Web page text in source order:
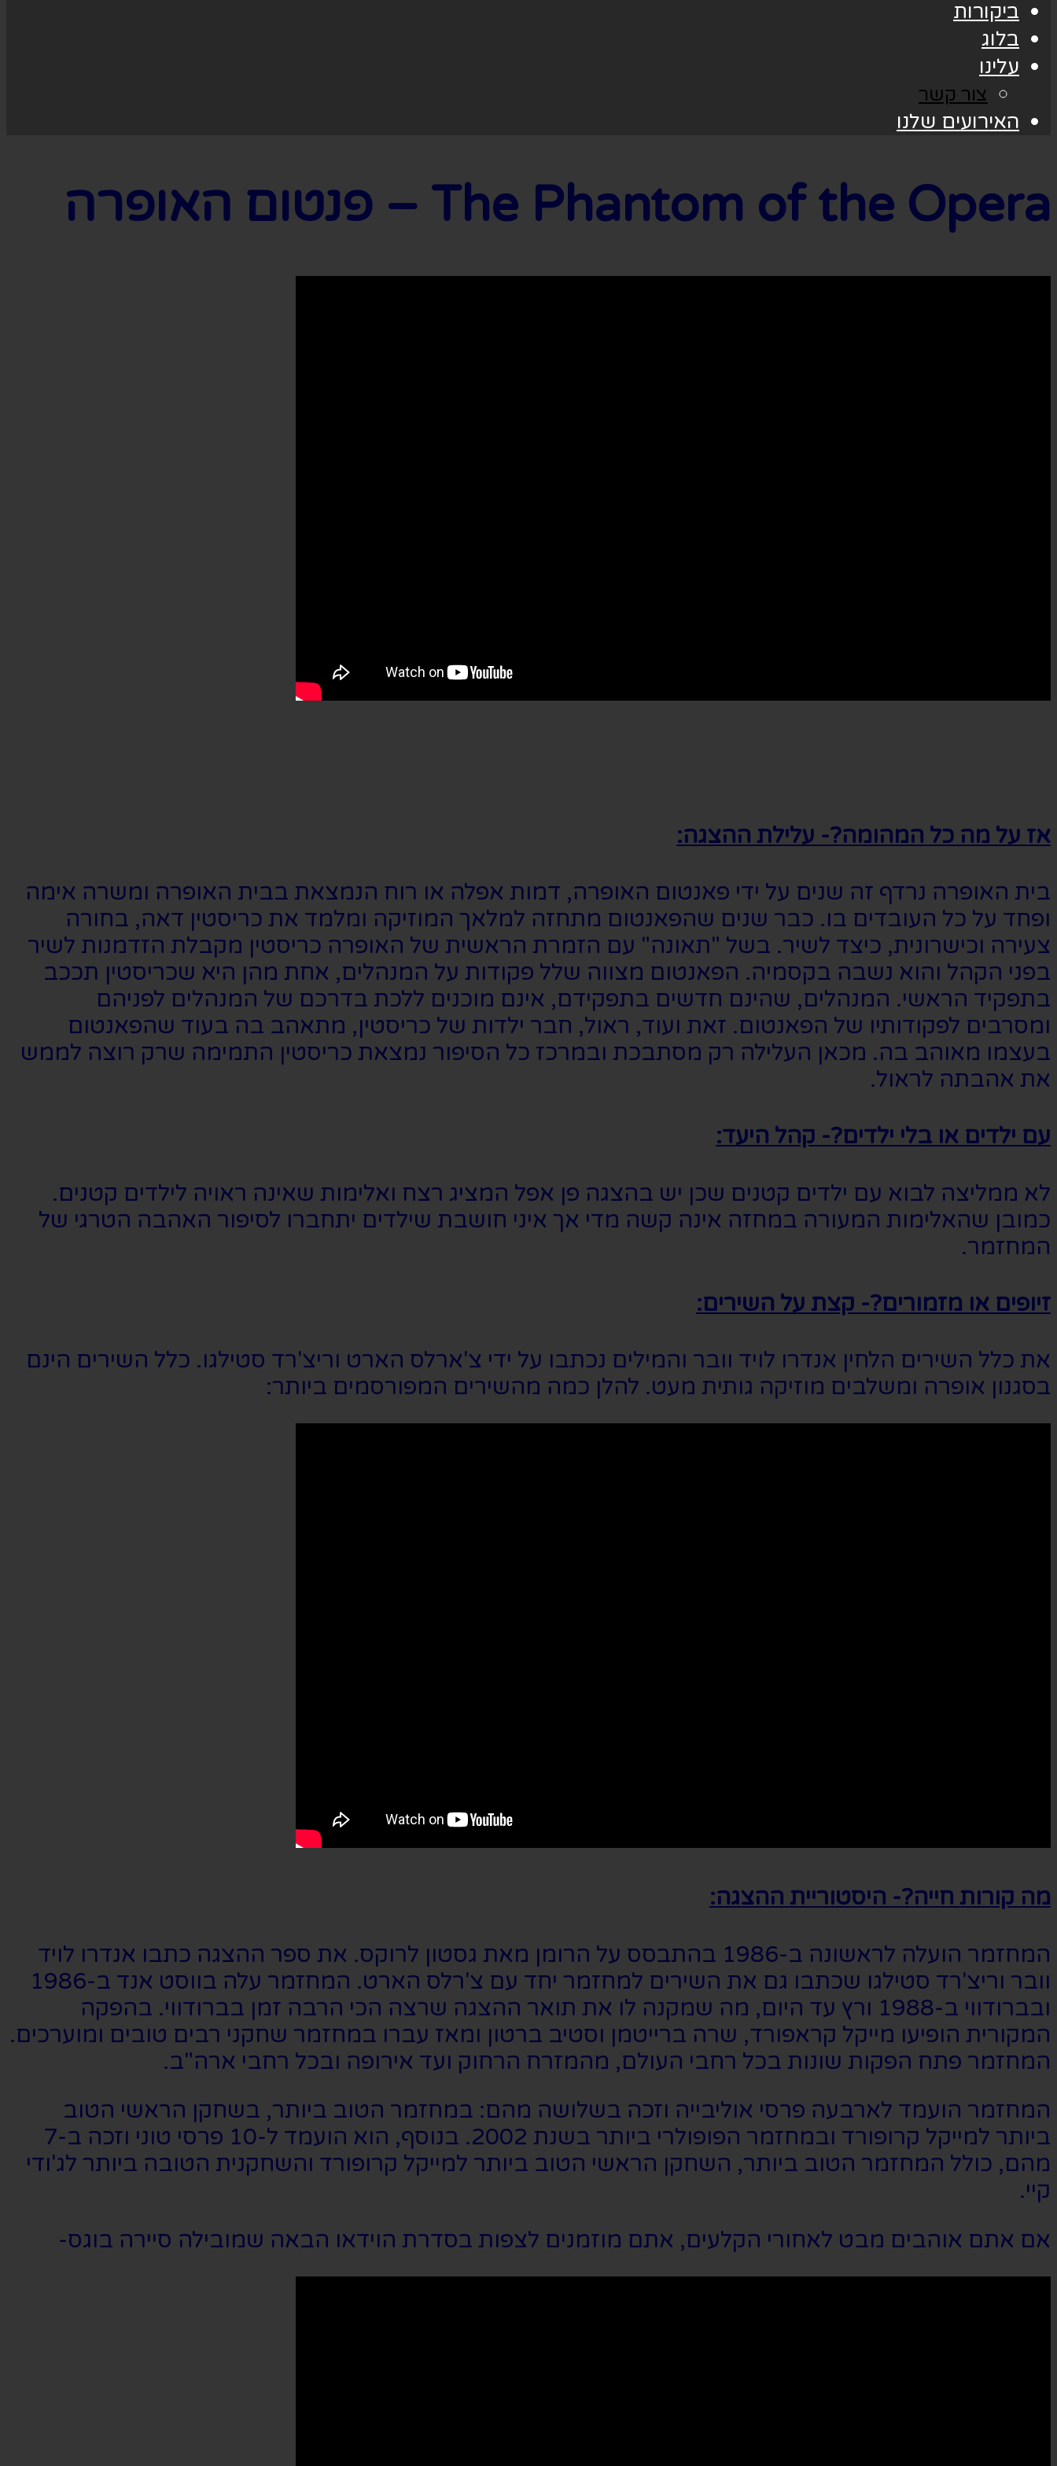
ביקורות
בלוג
עלינו
צור קשר
האירועים שלנו
The Phantom of the Opera – פנטום האופרה
אז על מה כל המהומה?- עלילת ההצגה:
בית האופרה נרדף זה שנים על ידי פאנטום האופרה, דמות אפלה או רוח הנמצאת בבית האופרה ומשרה אימה
ופחד על כל העובדים בו. כבר שנים שהפאנטום מתחזה למלאך המוזיקה ומלמד את כריסטין דאה, בחורה
צעירה וכישרונית, כיצד לשיר. בשל "תאונה" עם הזמרת הראשית של האופרה כריסטין מקבלת הזדמנות לשיר
בפני הקהל והוא נשבה בקסמיה. הפאנטום מצווה שלל פקודות על המנהלים, אחת מהן היא שכריסטין תככב
בתפקיד הראשי. המנהלים, שהינם חדשים בתפקידם, אינם מוכנים ללכת בדרכם של המנהלים לפניהם
ומסרבים לפקודותיו של הפאנטום. זאת ועוד, ראול, חבר ילדות של כריסטין, מתאהב בה בעוד שהפאנטום
בעצמו מאוהב בה. מכאן העלילה רק מסתבכת ובמרכז כל הסיפור נמצאת כריסטין התמימה שרק רוצה לממש
את אהבתה לראול.
עם ילדים או בלי ילדים?- קהל היעד:
לא ממליצה לבוא עם ילדים קטנים שכן יש בהצגה פן אפל המציג רצח ואלימות שאינה ראויה לילדים קטנים.
כמובן שהאלימות המעורה במחזה אינה קשה מדי אך איני חושבת שילדים יתחברו לסיפור האהבה הטרגי של
המחזמר.
זיופים או מזמורים?- קצת על השירים:
את כלל השירים הלחין אנדרו לויד וובר והמילים נכתבו על ידי צ'ארלס הארט וריצ'רד סטילגו. כלל השירים הינם
בסגנון אופרה ומשלבים מוזיקה גותית מעט. להלן כמה מהשירים המפורסמים ביותר:
מה קורות חייה?- היסטוריית ההצגה:
המחזמר הועלה לראשונה ב-1986 בהתבסס על הרומן מאת גסטון לרוקס. את ספר ההצגה כתבו אנדרו לויד
וובר וריצ'רד סטילגו שכתבו גם את השירים למחזמר יחד עם צ'רלס הארט. המחזמר עלה בווסט אנד ב-1986
ובברודווי ב-1988 ורץ עד היום, מה שמקנה לו את תואר ההצגה שרצה הכי הרבה זמן בברודווי. בהפקה
המקורית הופיעו מייקל קראפורד, שרה ברייטמן וסטיב ברטון ומאז עברו במחזמר שחקני רבים טובים ומוערכים.
המחזמר פתח הפקות שונות בכל רחבי העולם, מהמזרח הרחוק ועד אירופה ובכל רחבי ארה"ב.
המחזמר הועמד לארבעה פרסי אוליבייה וזכה בשלושה מהם: במחזמר הטוב ביותר, בשחקן הראשי הטוב
ביותר למייקל קרופורד ובמחזמר הפופולרי ביותר בשנת 2002. בנוסף, הוא הועמד ל-10 פרסי טוני וזכה ב-7
מהם, כולל המחזמר הטוב ביותר, השחקן הראשי הטוב ביותר למייקל קרופורד והשחקנית הטובה ביותר לג'ודי
קיי.
אם אתם אוהבים מבט לאחורי הקלעים, אתם מוזמנים לצפות בסדרת הוידאו הבאה שמובילה סיירה בוגס-